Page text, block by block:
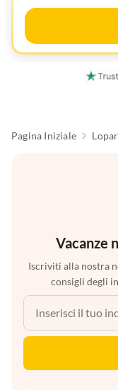
Pagina Iniziale Lopar
Vacanze
Iscriviti alla nostra
consigli degli